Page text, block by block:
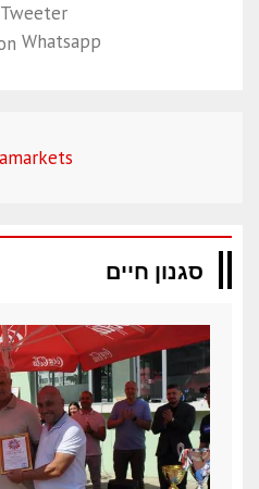
Tweeter
Whatsapp
סגנון חיים